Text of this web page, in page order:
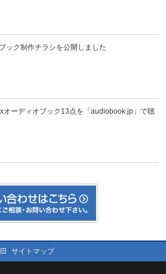
ック制作チラシを公開しました
オーディオブック13点を「audiobook.jp」で聴
サイトマップ